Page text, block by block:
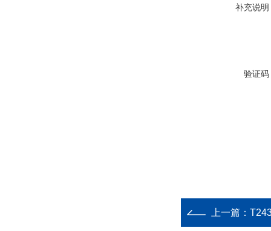
补充说明
验证码
上一篇：